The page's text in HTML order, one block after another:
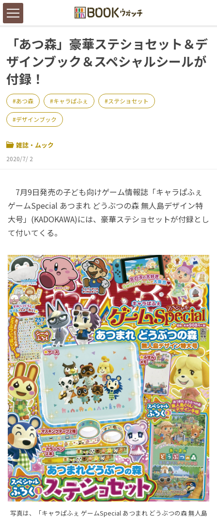
「あつ森」豪華ステショセット＆デ
ザインブック＆スペシャルシールが
付録！
あつ森 キャラぱふぇ ステショセット
デザインブック
雑誌・ムック
2020/7/ 2
7月9日発売の子ども向けゲーム情報誌「キャラぱふぇ
ゲームSpecial あつまれ どうぶつの森 無人島デザイン特
大号」(KADOKAWA)には、豪華ステショセットが付録とし
て付いてくる。
写真は、「キャラぱふぇ ゲームSpecial あつまれ どうぶつの森 無人島